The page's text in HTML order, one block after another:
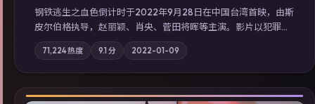
钢铁逃生之血色倒计时于2022年9月28日在中国台湾首映，由斯
皮尔伯格执导，赵丽颖、肖央、菅田将晖等主演。影片以犯罪为
叙事主轴，失踪人口档案牵出跨国灰色产业链；摄影与配乐强化
地域气质；站内亦可通过「国产免费观看高清电视剧在线看」延
展检索同类型高分佳作，畅享高清在线追剧体验。
71,224热度 9.1 分 2022-01-09